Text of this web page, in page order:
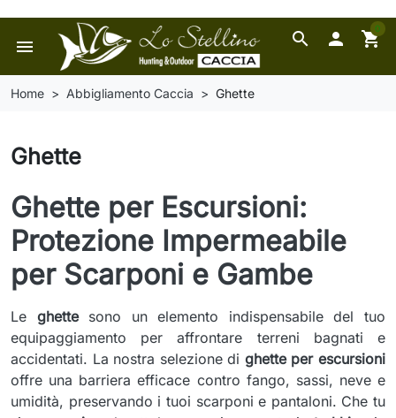
search
menu  shopping_cart
0
Home Abbigliamento Caccia Ghette
Ghette
Ghette per Escursioni:
Protezione Impermeabile
per Scarponi e Gambe
Le ghettesono un elemento indispensabile del tuo
equipaggiamento per affrontare terreni bagnati e
accidentati. La nostra selezione di ghette per escursioni
offre una barriera efficace contro fango, sassi, neve e
umidità, preservando i tuoi scarponi e pantaloni. Che tu